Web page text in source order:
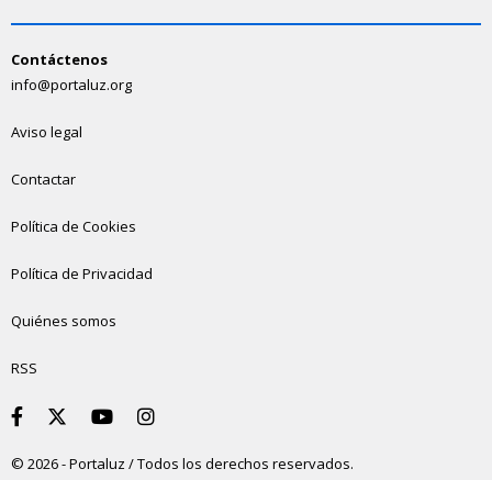
Contáctenos
info@portaluz.org
Aviso legal
Contactar
Política de Cookies
Política de Privacidad
Quiénes somos
RSS
© 2026 - Portaluz / Todos los derechos reservados.